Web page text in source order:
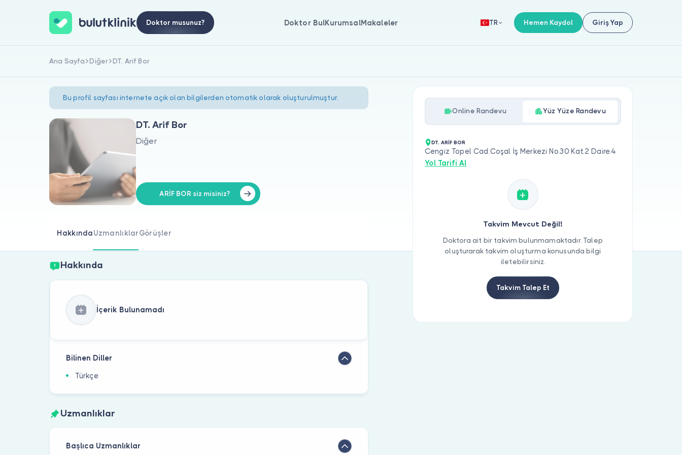
Doktor musunuz? Doktor BulKurumsalMakaleler TR Hemen Kaydol Giriş Yap
Ana Sayfa Diğer DT. Arif Bor
Bu profil sayfası internete açık olan bilgilerden otomatik olarak oluşturulmuştur.
DT. Arif Bor
Diğer
ARİF BOR siz misiniz?
HakkındaUzmanlıklarGörüşler
Hakkında
İçerik Bulunamadı
Bilinen Diller
Türkçe
Uzmanlıklar
Başlıca Uzmanlıklar
Online Randevu Yüz Yüze Randevu
DT. ARİF BOR
Cengiz Topel Cad.Coşal İş Merkezi No.30 Kat.2 Daire.4
Yol Tarifi Al
Takvim Mevcut Değil!
Doktora ait bir takvim bulunmamaktadır. Talep
oluşturarak takvim oluşturma konusunda bilgi
iletebilirsiniz.
Takvim Talep Et